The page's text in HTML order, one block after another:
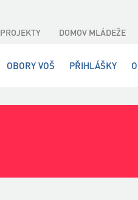
PROJEKTY DOMOV MLÁDEŽE
OBORY VOŠ PŘIHLÁŠKY